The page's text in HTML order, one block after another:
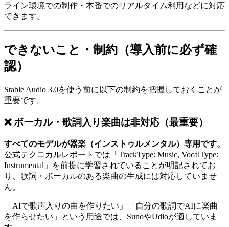
ライン環境での制作・本番でのリアルタイム利用などに対応
できます。
できないこと・制約（導入前に必ず確
認）
Stable Audio 3.0を使う前に以下の制約を把握しておくことが
重要です。
❌ ボーカル・歌詞入り楽曲は非対応（最重要）
すべてのモデルが器楽（インストゥルメンタル）専用です。
公式テクニカルレポートでは「TrackType: Music, VocalType:
Instrumental」を前提に学習されていることが明記されてお
り、歌詞・ボーカルのある楽曲の生成には対応していませ
ん。
「AIで歌声入りの曲を作りたい」「自分の歌詞でAIに楽曲
を作らせたい」という用途では、SunoやUdioが適していま